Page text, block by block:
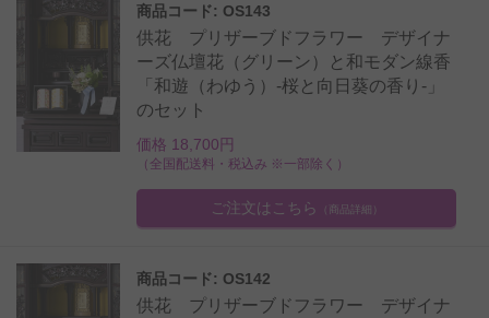
商品コード: OS143
供花 プリザーブドフラワー デザイナ
ーズ仏壇花（グリーン）と和モダン線香
「和遊（わゆう）-桜と向日葵の香り-」
のセット
価格 18,700円
（全国配送料・税込み ※一部除く）
ご注文はこちら （商品詳細）
商品コード: OS142
供花 プリザーブドフラワー デザイナ